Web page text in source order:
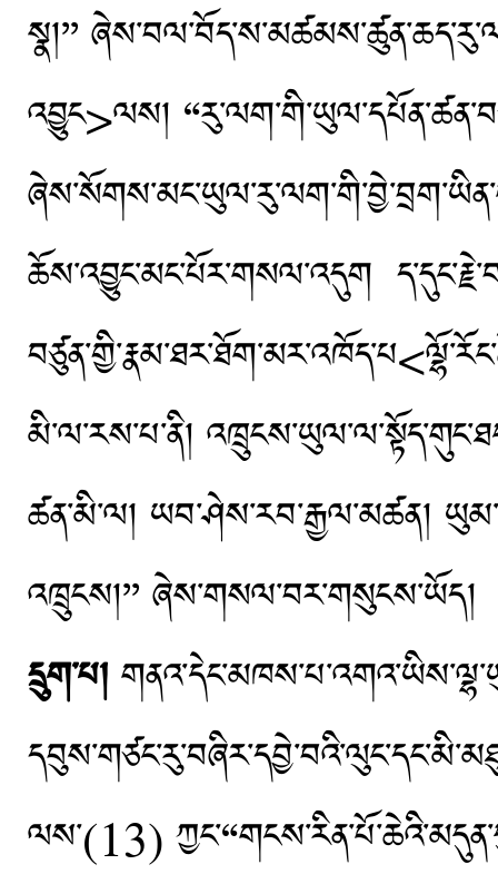
སྣ།’’
འབྱུང>ལས།
ཆོས་འབྱུང་མང་པོར་གསལ་འདུག
མི་ལ་རས་པ་ནི།
ཚན་མི་ལ། ཡབ་ཤེས་རབ་རྒྱལ་མཚན།
འཁྲུངས།’’ ཞེས་གསལ་བར་གསུངས་ཡོད།
དྲུག་པ།
ལས་(13)